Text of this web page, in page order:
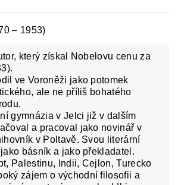
– 1953)
který získal Nobelovu cenu za
ve Voroněži jako potomek
ale ne příliš bohatého
gymnázia v Jelci již v dalším
a pracoval jako novinář v
v Poltavě. Svou literární
básník a jako překladatel.
Palestinu, Indii, Cejlon, Turecko
zájem o východní filosofii a